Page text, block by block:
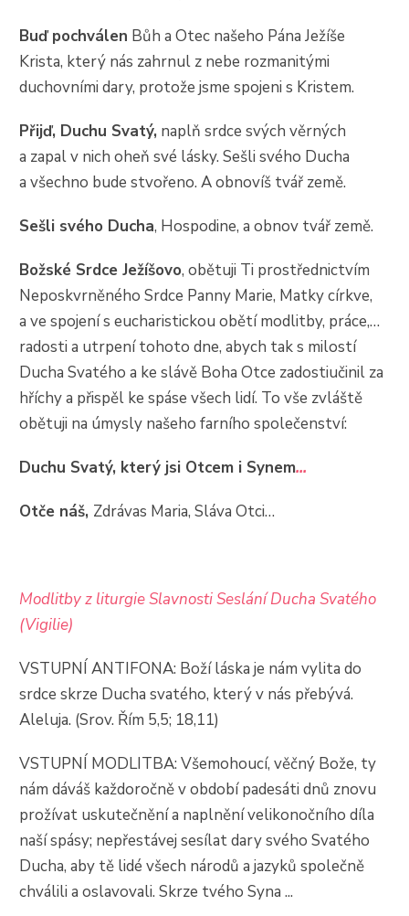
Buď pochválen Bůh a Otec našeho Pána Ježíše
Krista, který nás zahrnul z nebe rozmanitými
duchovními dary, protože jsme spojeni s Kristem.
Přijď, Duchu Svatý, naplň srdce svých věrných
a zapal v nich oheň své lásky. Sešli svého Ducha
a všechno bude stvořeno. A obnovíš tvář země.
Sešli svého Ducha, Hospodine, a obnov tvář země.
Božské Srdce Ježíšovo, obětuji Ti prostřednictvím
Neposkvrněného Srdce Panny Marie, Matky církve,
a ve spojení s eucharistickou obětí modlitby, práce,…
radosti a utrpení tohoto dne, abych tak s milostí
Ducha Svatého a ke slávě Boha Otce zadostiučinil za
hříchy a přispěl ke spáse všech lidí. To vše zvláště
obětuji na úmysly našeho farního společenství:
Duchu Svatý, který jsi Otcem i Synem...
Otče náš, Zdrávas Maria, Sláva Otci…
Modlitby z liturgie Slavnosti Seslání Ducha Svatého
(Vigilie)
VSTUPNÍ ANTIFONA: Boží láska je nám vylita do
srdce skrze Ducha svatého, který v nás přebývá.
Aleluja. (Srov. Řím 5,5; 18,11)
VSTUPNÍ MODLITBA: Všemohoucí, věčný Bože, ty
nám dáváš každoročně v období padesáti dnů znovu
prožívat uskutečnění a naplnění velikonočního díla
naší spásy; nepřestávej sesílat dary svého Svatého
Ducha, aby tě lidé všech národů a jazyků společně
chválili a oslavovali. Skrze tvého Syna ...